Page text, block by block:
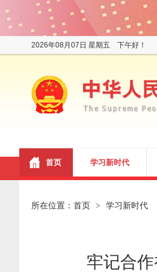
2026年08月07日 星期五 下午好！
首页 学习新时代
所在位置： 首页 > 学习新时代
牢记合